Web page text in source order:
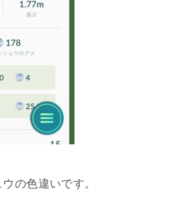
の色違いです。